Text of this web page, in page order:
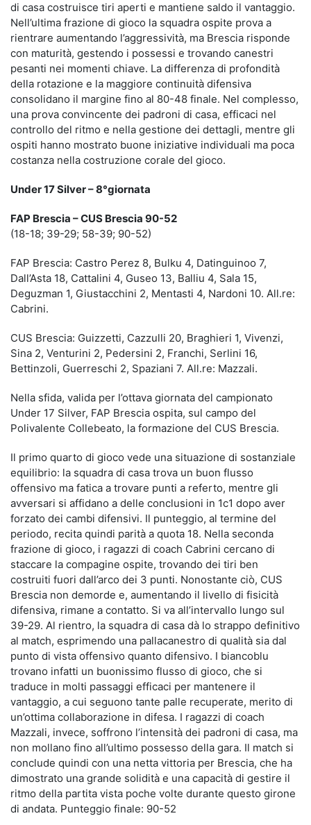
di casa costruisce tiri aperti e mantiene saldo il vantaggio.
Nell’ultima frazione di gioco la squadra ospite prova a
rientrare aumentando l’aggressività, ma Brescia risponde
con maturità, gestendo i possessi e trovando canestri
pesanti nei momenti chiave. La differenza di profondità
della rotazione e la maggiore continuità difensiva
consolidano il margine fino al 80-48 finale. Nel complesso,
una prova convincente dei padroni di casa, efficaci nel
controllo del ritmo e nella gestione dei dettagli, mentre gli
ospiti hanno mostrato buone iniziative individuali ma poca
costanza nella costruzione corale del gioco.
Under 17 Silver – 8°giornata
FAP Brescia – CUS Brescia 90-52
(18-18; 39-29; 58-39; 90-52)
FAP Brescia: Castro Perez 8, Bulku 4, Datinguinoo 7,
Dall’Asta 18, Cattalini 4, Guseo 13, Balliu 4, Sala 15,
Deguzman 1, Giustacchini 2, Mentasti 4, Nardoni 10. All.re:
Cabrini.
CUS Brescia: Guizzetti, Cazzulli 20, Braghieri 1, Vivenzi,
Sina 2, Venturini 2, Pedersini 2, Franchi, Serlini 16,
Bettinzoli, Guerreschi 2, Spaziani 7. All.re: Mazzali.
Nella sfida, valida per l’ottava giornata del campionato
Under 17 Silver, FAP Brescia ospita, sul campo del
Polivalente Collebeato, la formazione del CUS Brescia.
Il primo quarto di gioco vede una situazione di sostanziale
equilibrio: la squadra di casa trova un buon flusso
offensivo ma fatica a trovare punti a referto, mentre gli
avversari si affidano a delle conclusioni in 1c1 dopo aver
forzato dei cambi difensivi. Il punteggio, al termine del
periodo, recita quindi parità a quota 18. Nella seconda
frazione di gioco, i ragazzi di coach Cabrini cercano di
staccare la compagine ospite, trovando dei tiri ben
costruiti fuori dall’arco dei 3 punti. Nonostante ciò, CUS
Brescia non demorde e, aumentando il livello di fisicità
difensiva, rimane a contatto. Si va all’intervallo lungo sul
39-29. Al rientro, la squadra di casa dà lo strappo definitivo
al match, esprimendo una pallacanestro di qualità sia dal
punto di vista offensivo quanto difensivo. I biancoblu
trovano infatti un buonissimo flusso di gioco, che si
traduce in molti passaggi efficaci per mantenere il
vantaggio, a cui seguono tante palle recuperate, merito di
un’ottima collaborazione in difesa. I ragazzi di coach
Mazzali, invece, soffrono l’intensità dei padroni di casa, ma
non mollano fino all’ultimo possesso della gara. Il match si
conclude quindi con una netta vittoria per Brescia, che ha
dimostrato una grande solidità e una capacità di gestire il
ritmo della partita vista poche volte durante questo girone
di andata. Punteggio finale: 90-52